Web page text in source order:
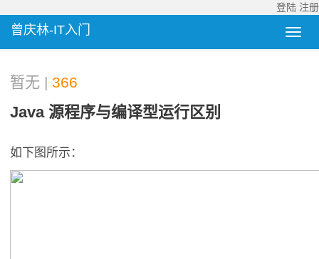
登陆 注册
曾庆林-IT入门
暂无 |366
Java 源程序与编译型运行区别
如下图所示：